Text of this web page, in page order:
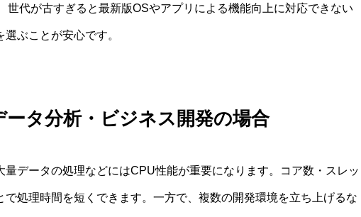
世代が古すぎると最新版OSやアプリによる機能向上に対応できない
ぶことが安心です。
タ分析・ビジネス開発の場合
量データの処理などにはCPU性能が重要になります。コア数・スレッ
で処理時間を短くできます。一方で、複数の開発環境を立ち上げるな